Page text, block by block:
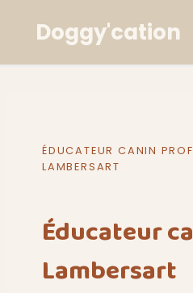
Doggy'cation
ÉDUCATEUR CANIN
LAMBERSART
Éducateur
Lambersart